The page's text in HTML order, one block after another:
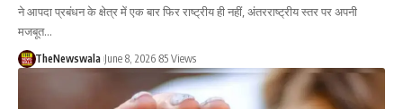
ने आपदा प्रबंधन के क्षेत्र में एक बार फिर राष्ट्रीय ही नहीं, अंतरराष्ट्रीय स्तर पर अपनी
मजबूत…
TheNewswala June 8, 2026 85 Views